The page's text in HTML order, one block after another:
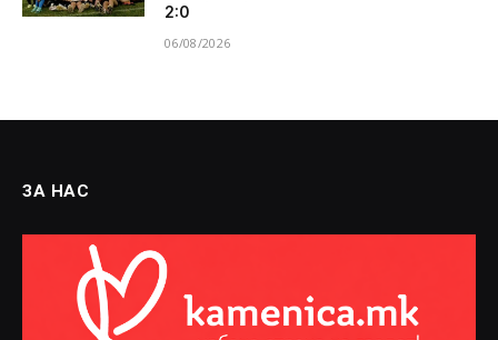
2:0
06/08/2026
ЗА НАС